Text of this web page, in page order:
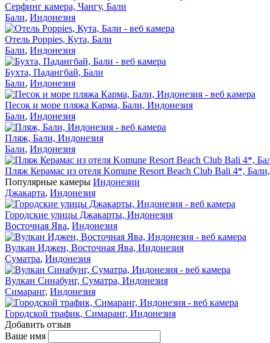
Серфинг камера, Чангу, Бали
Бали, Индонезия
Отель Poppies, Кута, Бали
Бали, Индонезия
Бухта, Падангбай, Бали
Бали, Индонезия
Песок и море пляжа Карма, Бали, Индонезия
Бали, Индонезия
Пляж, Бали, Индонезия
Бали, Индонезия
Пляж Керамас из отеля Komune Resort Beach Club Bali 4*,
Популярные камеры Индонезии
Джакарта, Индонезия
Городские улицы Джакарты, Индонезия
Восточная Ява, Индонезия
Вулкан Иджен, Восточная Ява, Индонезия
Суматра, Индонезия
Вулкан Синабунг, Суматра, Индонезия
Симаранг, Индонезия
Городской трафик, Симаранг, Индонезия
Добавить отзыв
Ваше имя